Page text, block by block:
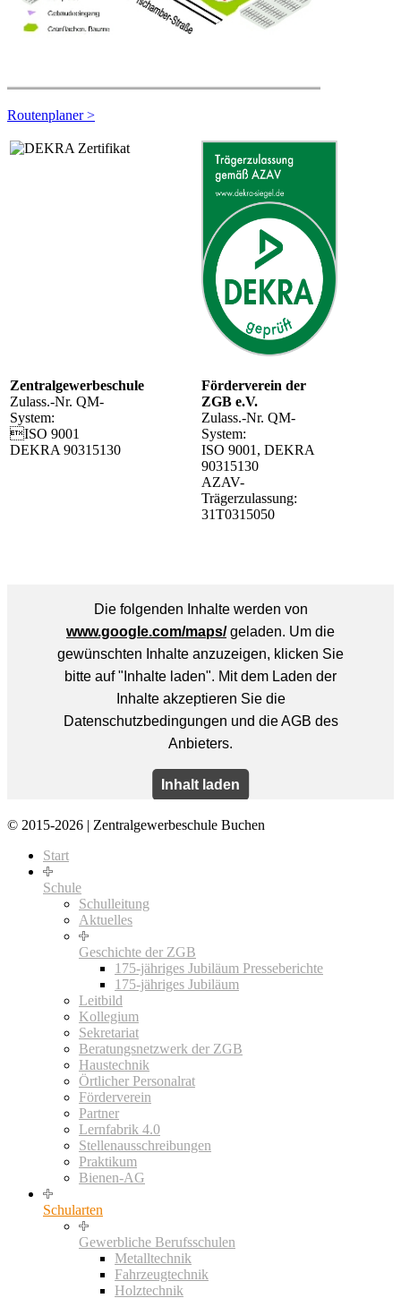
Routenplaner >
Zentralgewerbeschule
Zulass.-Nr. QM-
System:
ISO 9001
DEKRA 90315130
Förderverein der
ZGB e.V.
Zulass.-Nr. QM-
System:
ISO 9001, DEKRA
90315130
AZAV-
Trägerzulassung:
31T0315050
© 2015-2026 | Zentralgewerbeschule Buchen
Start
Schule
Schulleitung
Aktuelles
Geschichte der ZGB
175-jähriges Jubiläum Presseberichte
175-jähriges Jubiläum
Leitbild
Kollegium
Sekretariat
Beratungsnetzwerk der ZGB
Haustechnik
Örtlicher Personalrat
Förderverein
Partner
Lernfabrik 4.0
Stellenausschreibungen
Praktikum
Bienen-AG
Schularten
Gewerbliche Berufsschulen
Metalltechnik
Fahrzeugtechnik
Holztechnik